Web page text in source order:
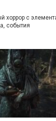
хоррор с
события